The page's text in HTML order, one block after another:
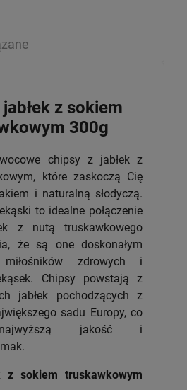
z sokiem
300g
chipsy z jabłek z
które zaskoczą Cię
i naturalną słodyczą.
to idealne połączenie
z nutą truskawkowego
że są one doskonałym
zdrowych i
Chipsy powstają z
jabłek pochodzących z
sadu Europy, co
jakość i
z sokiem truskawkowym